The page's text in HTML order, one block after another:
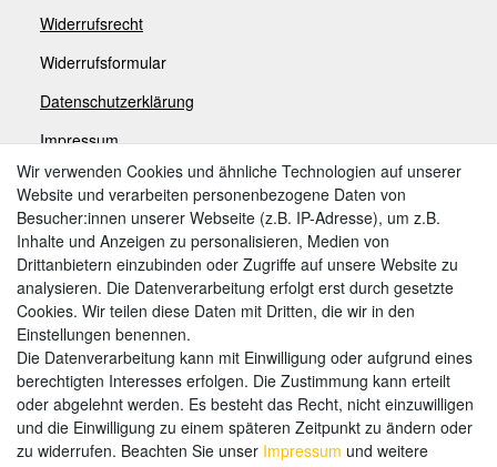
Widerrufsrecht
Widerrufsformular
Datenschutzerklärung
Impressum
Zahlungsarten
Weitere Zahlungsarten:
Kauf auf Rechnung
Vorkasse
Hier sind wir
Wir verwenden Cookies und ähnliche Technologien auf unserer
Website und verarbeiten personenbezogene Daten von
Besucher:innen unserer Webseite (z.B. IP-Adresse), um z.B.
Inhalte und Anzeigen zu personalisieren, Medien von
Drittanbietern einzubinden oder Zugriffe auf unsere Website zu
analysieren. Die Datenverarbeitung erfolgt erst durch gesetzte
Cookies. Wir teilen diese Daten mit Dritten, die wir in den
Einstellungen benennen.
Die Datenverarbeitung kann mit Einwilligung oder aufgrund eines
berechtigten Interesses erfolgen. Die Zustimmung kann erteilt
oder abgelehnt werden. Es besteht das Recht, nicht einzuwilligen
und die Einwilligung zu einem späteren Zeitpunkt zu ändern oder
zu widerrufen. Beachten Sie unser Impressum und weitere